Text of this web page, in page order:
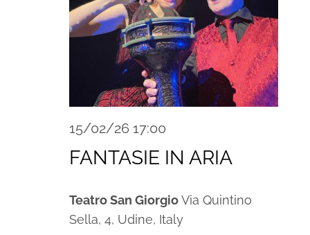
15/02/26 17:00
FANTASIE IN ARIA
Teatro San GiorgioVia Quintino
Sella, 4, Udine, Italy